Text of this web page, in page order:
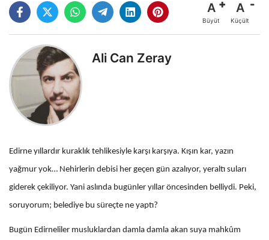
A
Büyüt
A
Küçült
Ali Can Zeray
Edirne yıllardır kuraklık tehlikesiyle karşı karşıya. Kışın kar, yazın
yağmur yok… Nehirlerin debisi her geçen gün azalıyor, yeraltı suları
giderek çekiliyor. Yani aslında bugünler yıllar öncesinden belliydi. Peki,
soruyorum; belediye bu süreçte ne yaptı?
Bugün Edirneliler musluklardan damla damla akan suya mahkûm